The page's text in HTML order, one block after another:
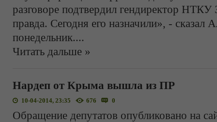
разговоре подтвердил гендиректор
правда. Сегодня его назначили», - сказал
понедельник....
Читать дальше »
Нардеп от Крыма вышла из ПР
10-04-2014, 23:35 676 0
Обращение депутатов опубликовано на